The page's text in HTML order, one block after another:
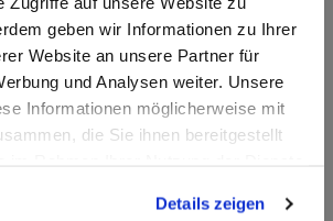
geben wir Informationen zu Ihrer
Website an unsere Partner für
und Analysen weiter. Unsere
Informationen möglicherweise mit
die Sie ihnen bereitgestellt
Details zeigen